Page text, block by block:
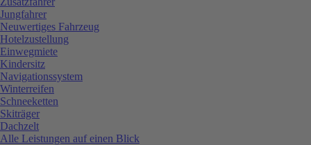
Jungfahrer
Neuwertiges Fahrzeug
Hotelzustellung
Einwegmiete
Kindersitz
Navigationssystem
Winterreifen
Schneeketten
Skiträger
Dachzelt
Alle Leistungen auf einen Blick